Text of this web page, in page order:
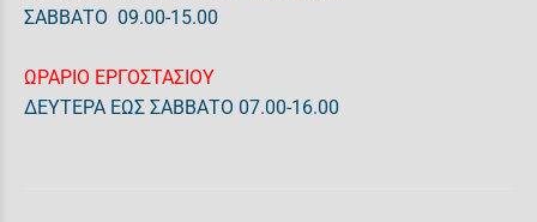
ΣΑΒΒΑΤΟ 09.00-15.00
ΩΡΑΡΙΟ ΕΡΓΟΣΤΑΣΙΟΥ
ΔΕΥΤΕΡΑ ΕΩΣ ΣΑΒΒΑΤΟ 07.00-16.00